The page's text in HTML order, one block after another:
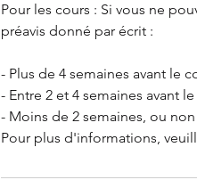
o
n
r
a
t
Pour les cours : Si vous ne
préavis donné par écrit :
- Plus de 4 semaines avant le
- Entre 2 et 4 semaines avant
- Moins de 2 semaines, ou
Pour plus d'informations,